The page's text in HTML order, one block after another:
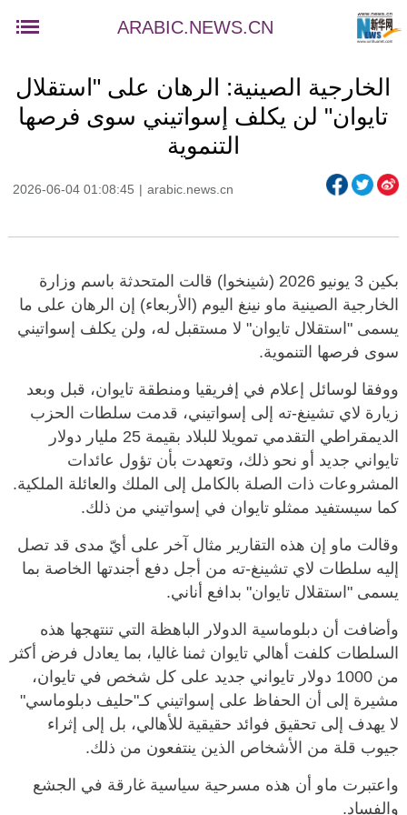
ARABIC.NEWS.CN
الخارجية الصينية: الرهان على "استقلال
تايوان" لن يكلف إسواتيني سوى فرصها
التنموية
2026-06-04 01:08:45 | arabic.news.cn
بكين 3 يونيو 2026 (شينخوا) قالت المتحدثة باسم وزارة
الخارجية الصينية ماو نينغ اليوم (الأربعاء) إن الرهان على ما
يسمى "استقلال تايوان" لا مستقبل له، ولن يكلف إسواتيني
سوى فرصها التنموية.
ووفقا لوسائل إعلام في إفريقيا ومنطقة تايوان، قبل وبعد
زيارة لاي تشينغ-ته إلى إسواتيني، قدمت سلطات الحزب
الديمقراطي التقدمي تمويلا للبلاد بقيمة 25 مليار دولار
تايواني جديد أو نحو ذلك، وتعهدت بأن تؤول عائدات
المشروعات ذات الصلة بالكامل إلى الملك والعائلة الملكية.
كما سيستفيد ممثلو تايوان في إسواتيني من ذلك.
وقالت ماو إن هذه التقارير مثال آخر على أيّ مدى قد تصل
إليه سلطات لاي تشينغ-ته من أجل دفع أجندتها الخاصة بما
يسمى "استقلال تايوان" بدافع أناني.
وأضافت أن دبلوماسية الدولار الباهظة التي تنتهجها هذه
السلطات كلفت أهالي تايوان ثمنا غاليا، بما يعادل فرض أكثر
من 1000 دولار تايواني جديد على كل شخص في تايوان،
مشيرة إلى أن الحفاظ على إسواتيني كـ"حليف دبلوماسي"
لا يهدف إلى تحقيق فوائد حقيقية للأهالي، بل إلى إثراء
جيوب قلة من الأشخاص الذين ينتفعون من ذلك.
واعتبرت ماو أن هذه مسرحية سياسية غارقة في الجشع
والفساد.